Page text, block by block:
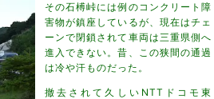
その石榑峠には例のコンクリート障
害物が鎮座しているが、現在はチェ
ーンで閉鎖されて車両は三重県側へ
進入できない。昔、この狭間の通過
は冷や汗ものだった。
撤去されて久しいNTTドコモ東